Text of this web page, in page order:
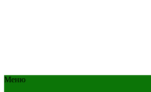
Меню